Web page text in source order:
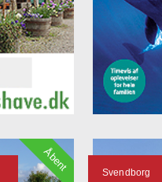
Åbent Svendborg